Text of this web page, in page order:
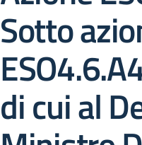
Sotto
di cui al